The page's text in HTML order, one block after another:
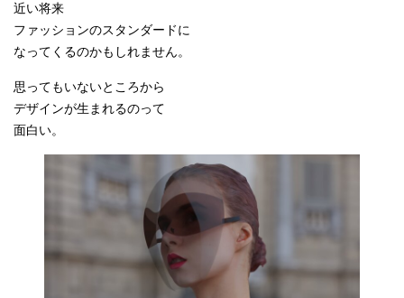
近い将来
ファッションのスタンダードに
なってくるのかもしれません。
思ってもいないところから
デザインが生まれるのって
面白い。